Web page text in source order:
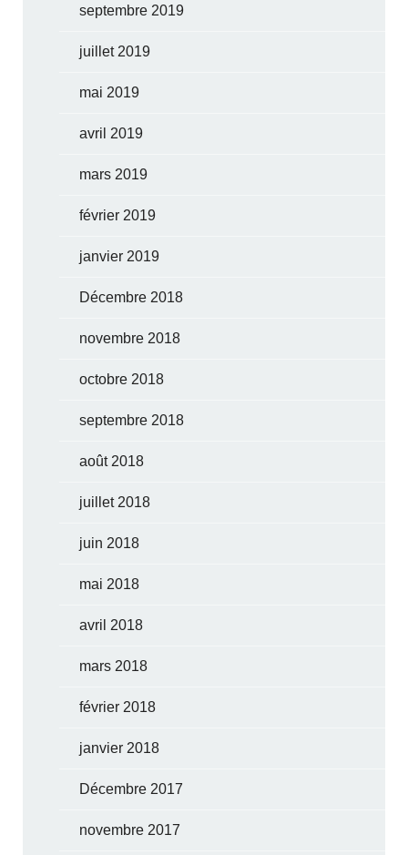
septembre 2019
juillet 2019
mai 2019
avril 2019
mars 2019
février 2019
janvier 2019
Décembre 2018
novembre 2018
octobre 2018
septembre 2018
août 2018
juillet 2018
juin 2018
mai 2018
avril 2018
mars 2018
février 2018
janvier 2018
Décembre 2017
novembre 2017